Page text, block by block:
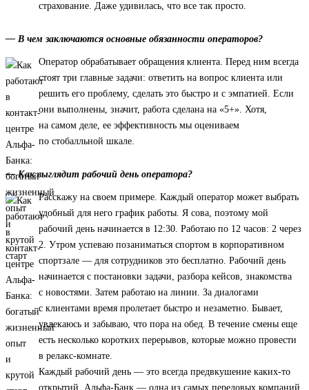
страхование. Даже удивилась, что все так просто.
— В чем заключаются основные обязанности операторов?
Оператор обрабатывает обращения клиента. Перед ним всегда
стоят три главные задачи: ответить на вопрос клиента или
решить его проблему, сделать это быстро и с эмпатией. Если
они выполнены, значит, работа сделана на «5+». Хотя,
на самом деле, ее эффективность мы оцениваем
по стобалльной шкале.
— Как выглядит рабочий день оператора?
Расскажу на своем примере. Каждый оператор может выбрать
удобный для него график работы. Я сова, поэтому мой
рабочий день начинается в 12:30. Работаю по 12 часов: 2 через
2. Утром успеваю позаниматься спортом в корпоративном
спортзале — для сотрудников это бесплатно. Рабочий день
начинается с постановки задачи, разбора кейсов, знакомства
с новостями. Затем работаю на линии. За диалогами
с клиентами время пролетает быстро и незаметно. Бывает,
увлекаюсь и забываю, что пора на обед. В течение смены еще
есть несколько коротких перерывов, которые можно провести
в релакс-комнате.
Каждый рабочий день — это всегда предвкушение каких-то
открытий. Альфа-Банк — одна из самых передовых компаний,